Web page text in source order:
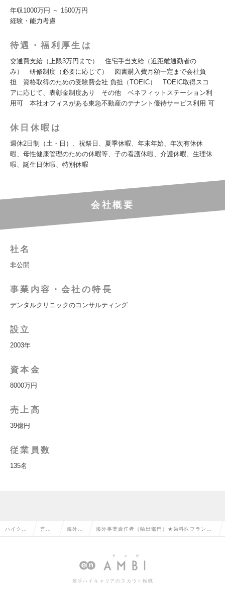
年収1000万円 ～ 1500万円
経験・能力考慮
待遇・福利厚生は
交通費支給（上限3万円まで） 住宅手当支給（近距離通勤者の
み） 研修制度（必要に応じて） 図書購入費月額一定まで会社負
担 資格取得のための受験費会社 負担（TOEIC） TOEIC取得スコ
アに応じて、表彰金制度あり その他 ベネフィットステーション利
用可 本社オフィスがある東急不動産のテナント優待サービス利用 可
休日休暇は
週休2日制（土・日）、祝祭日、夏季休暇、年末年始、年次有休休
暇、母性健康管理のための休暇等、子の看護休暇、介護休暇、生理休
暇、誕生日休暇、特別休暇
会社概要
社名
非公開
事業内容・会社の特長
デンタルクリニックのコンサルティング
設立
2003年
資本金
8000万円
売上高
39億円
従業員数
135名
ハイクラ 営業 海外営 海外事業責任者（輸出部門）★歯科医フランチ
人情報
若手ハイキャリアのスカウト転職